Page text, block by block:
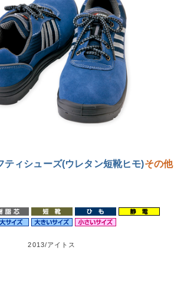
ティシューズ(ウレタン短靴ヒモ)その他
2013/アイトス